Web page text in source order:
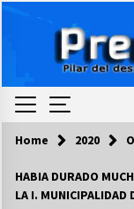
Home 2020
HABIA DURADO
LA I. MUNICIPALIDAD